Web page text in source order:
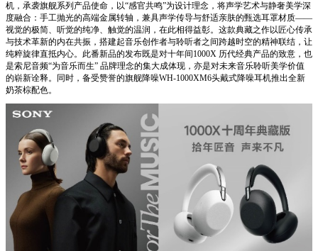
机，承袭旗舰系列产品使命，以“感官共鸣”为设计理念，将声学艺术与静奢美学深
度融合：手工抛光的高端金属转轴，兼具声学传导与舒适亲肤的甄选耳罩材质——
视觉的极简、听觉的纯净、触觉的温润，在此相得益彰。这款典藏之作以匠心传承
与技术革新的内在共振，搭建起音乐创作者与聆听者之间跨越时空的精神联结，让
纯粹旋律直抵内心。此番新品的发布既是对十年间1000X 历代经典产品的致意，也
是索尼音频“为音乐而生” 品牌理念的集大成体现，亦是对未来音乐聆听美学价值
的崭新诠释。同时，备受赞誉的旗舰降噪WH-1000XM6头戴式降噪耳机推出全新
奶茶棕配色。